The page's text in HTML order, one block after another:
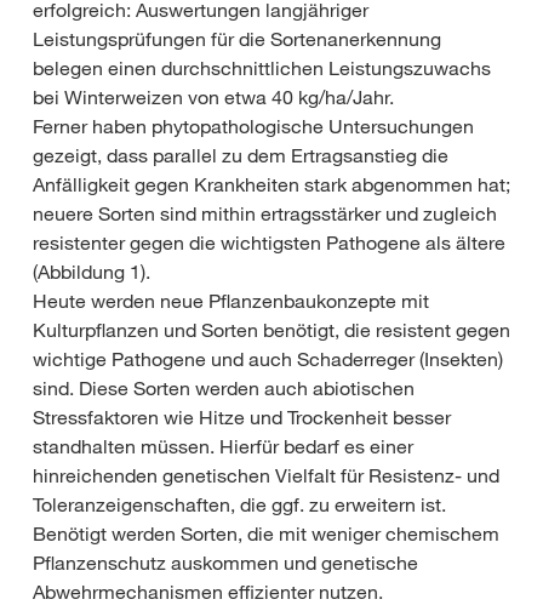
erfolgreich: Auswertungen langjähriger
Leistungsprüfungen für die Sortenanerkennung
belegen einen durchschnittlichen Leistungszuwachs
bei Winterweizen von etwa 40 kg/ha/Jahr.
Ferner haben phytopathologische Untersuchungen
gezeigt, dass parallel zu dem Ertragsanstieg die
Anfälligkeit gegen Krankheiten stark abgenommen hat;
neuere Sorten sind mithin ertragsstärker und zugleich
resistenter gegen die wichtigsten Pathogene als ältere
(Abbildung 1).
Heute werden neue Pflanzenbaukonzepte mit
Kulturpflanzen und Sorten benötigt, die resistent gegen
wichtige Pathogene und auch Schaderreger (Insekten)
sind. Diese Sorten werden auch abiotischen
Stressfaktoren wie Hitze und Trockenheit besser
standhalten müssen. Hierfür bedarf es einer
hinreichenden genetischen Vielfalt für Resistenz- und
Toleranzeigenschaften, die ggf. zu erweitern ist.
Benötigt werden Sorten, die mit weniger chemischem
Pflanzenschutz auskommen und genetische
Abwehrmechanismen effizienter nutzen.